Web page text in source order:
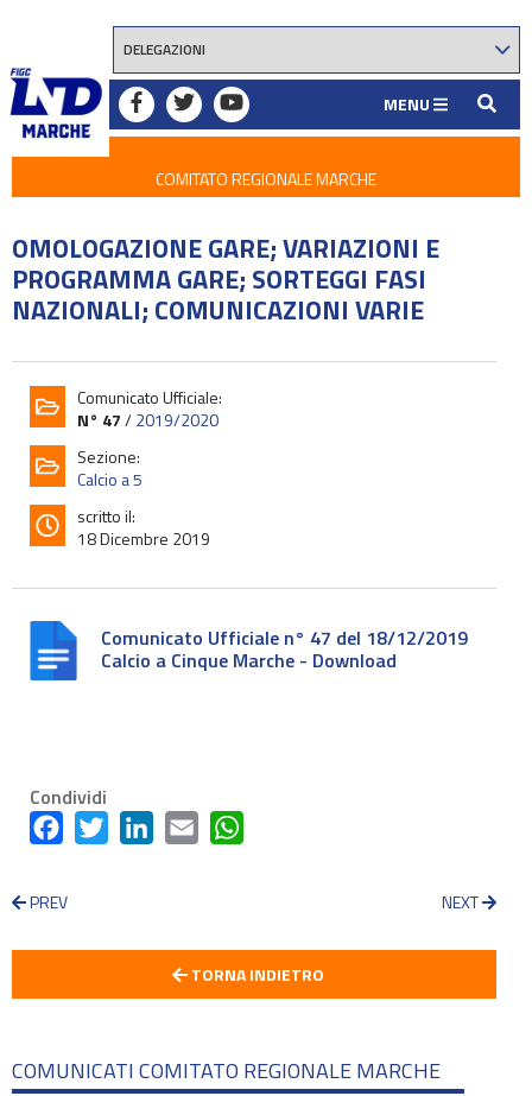
MENU
COMITATO REGIONALE MARCHE
OMOLOGAZIONE GARE; VARIAZIONI E
PROGRAMMA GARE; SORTEGGI FASI
NAZIONALI; COMUNICAZIONI VARIE
Comunicato Ufficiale:
N° 47/2019/2020
Sezione:
Calcio a 5
scritto il:
18 Dicembre 2019
Comunicato Ufficiale n° 47 del 18/12/2019
Calcio a Cinque Marche - Download
Condividi
FacebookTwitter LinkedInEmail
PREV NEXT
TORNA INDIETRO
COMUNICATI COMITATO REGIONALE MARCHE